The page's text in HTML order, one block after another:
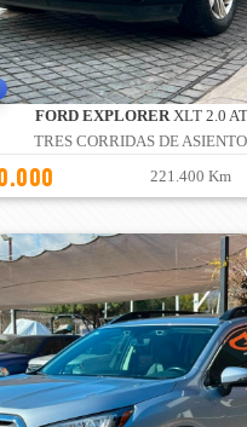
FORD EXPLORERXLT 2.0 AT
TRES CORRIDAS DE
221.400 Km